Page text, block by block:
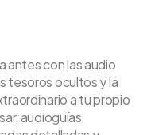
antes con las audio
tesoros ocultos y la
a tu propio
audioguías